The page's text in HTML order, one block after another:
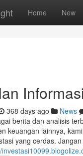
Home New
368 days ago News
berita dan analisis
keuangan lainnya,
yang cerdas.